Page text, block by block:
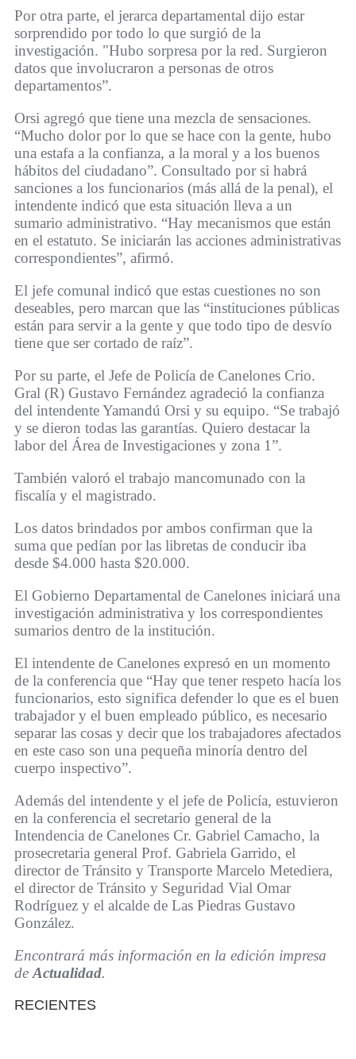
Por otra parte, el jerarca departamental dijo estar
sorprendido por todo lo que surgió de la
investigación. "Hubo sorpresa por la red. Surgieron
datos que involucraron a personas de otros
departamentos”.
Orsi agregó que tiene una mezcla de sensaciones.
“Mucho dolor por lo que se hace con la gente, hubo
una estafa a la confianza, a la moral y a los buenos
hábitos del ciudadano”. Consultado por si habrá
sanciones a los funcionarios (más allá de la penal), el
intendente indicó que esta situación lleva a un
sumario administrativo. “Hay mecanismos que están
en el estatuto. Se iniciarán las acciones administrativas
correspondientes”, afirmó.
El jefe comunal indicó que estas cuestiones no son
deseables, pero marcan que las “instituciones públicas
están para servir a la gente y que todo tipo de desvío
tiene que ser cortado de raíz”.
Por su parte, el Jefe de Policía de Canelones Crio.
Gral (R) Gustavo Fernández agradeció la confianza
del intendente Yamandú Orsi y su equipo. “Se trabajó
y se dieron todas las garantías. Quiero destacar la
labor del Área de Investigaciones y zona 1”.
También valoró el trabajo mancomunado con la
fiscalía y el magistrado.
Los datos brindados por ambos confirman que la
suma que pedían por las libretas de conducir iba
desde $4.000 hasta $20.000.
El Gobierno Departamental de Canelones iniciará una
investigación administrativa y los correspondientes
sumarios dentro de la institución.
El intendente de Canelones expresó en un momento
de la conferencia que “Hay que tener respeto hacía los
funcionarios, esto significa defender lo que es el buen
trabajador y el buen empleado público, es necesario
separar las cosas y decir que los trabajadores afectados
en este caso son una pequeña minoría dentro del
cuerpo inspectivo”.
Además del intendente y el jefe de Policía, estuvieron
en la conferencia el secretario general de la
Intendencia de Canelones Cr. Gabriel Camacho, la
prosecretaria general Prof. Gabriela Garrido, el
director de Tránsito y Transporte Marcelo Metediera,
el director de Tránsito y Seguridad Vial Omar
Rodríguez y el alcalde de Las Piedras Gustavo
González.
Encontrará más información en la edición impresa
deActualidad.
RECIENTES